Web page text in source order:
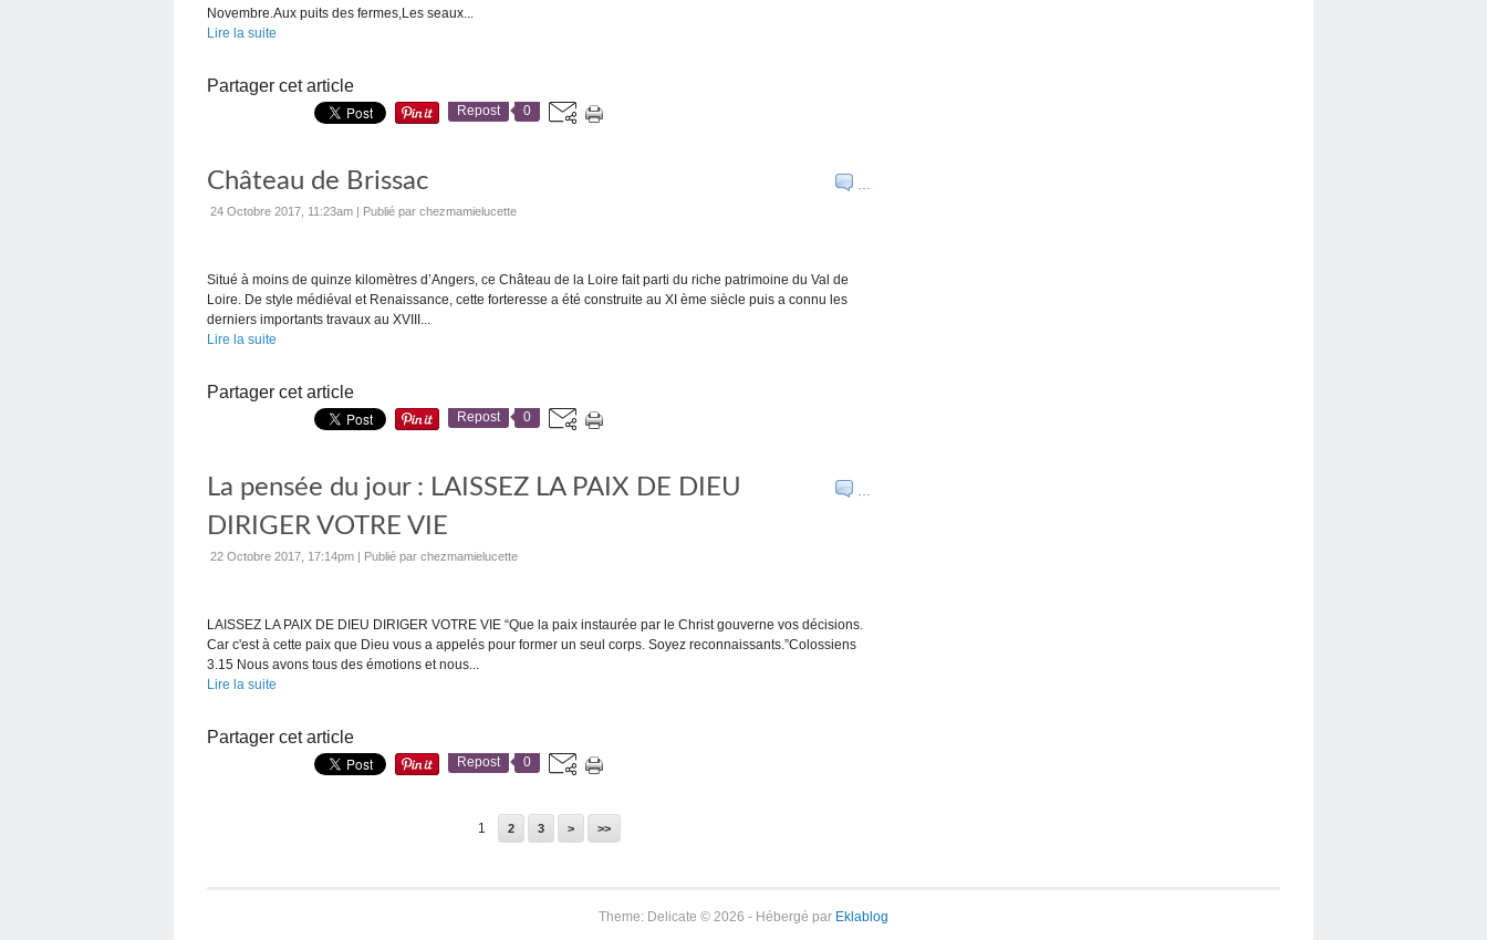
Novembre.Aux puits des fermes,Les seaux...
Lire la suite
Partager cet article
Repost 0
…
Château de Brissac
24 Octobre 2017, 11:23am | Publié par chezmamielucette
Situé à moins de quinze kilomètres d’Angers, ce Château de la Loire fait parti du riche patrimoine du Val de
Loire. De style médiéval et Renaissance, cette forteresse a été construite au XI ème siècle puis a connu les
derniers importants travaux au XVIII...
Lire la suite
Partager cet article
Repost 0
…
La pensée du jour : LAISSEZ LA PAIX DE DIEU
DIRIGER VOTRE VIE
22 Octobre 2017, 17:14pm | Publié par chezmamielucette
LAISSEZ LA PAIX DE DIEU DIRIGER VOTRE VIE “Que la paix instaurée par le Christ gouverne vos décisions.
Car c'est à cette paix que Dieu vous a appelés pour former un seul corps. Soyez reconnaissants.”Colossiens
3.15 Nous avons tous des émotions et nous...
Lire la suite
Partager cet article
Repost 0
1 2 3 > >>
Theme: Delicate © 2026 - Hébergé par Eklablog